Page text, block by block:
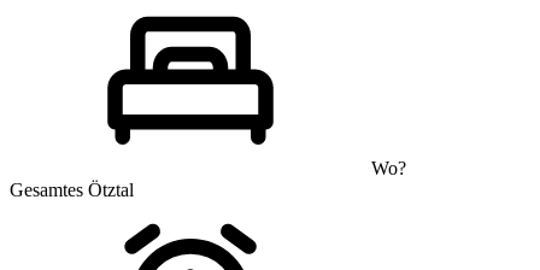
Wo?
Gesamtes Ötztal